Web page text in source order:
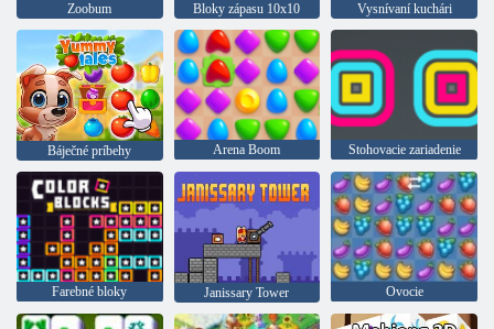
Zoobum Bloky zápasu 10x10 Vysnívaní kuchári
Báječné príbehy Arena Boom Stohovacie zariadenie
Farebné bloky Janissary Tower Ovocie